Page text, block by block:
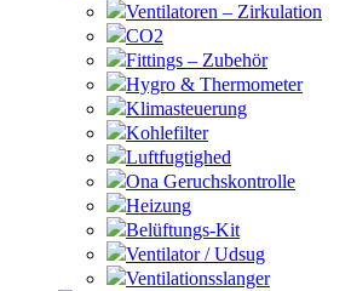
Ventilatoren – Zirkulation
CO2
Fittings – Zubehör
Hygro & Thermometer
Klimasteuerung
Kohlefilter
Luftfugtighed
Ona Geruchskontrolle
Heizung
Belüftungs-Kit
Ventilator / Udsug
Ventilationsslanger